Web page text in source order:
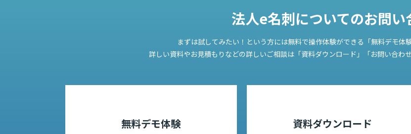
法人e名刺についてのお問い
まずは試してみたい！という方には無料で操作体験ができる「無料デモ体
詳しい資料やお見積もりなどの詳しいご相談は「資料ダウンロード」「お問い合わ
無料デモ体験 資料ダウンロード